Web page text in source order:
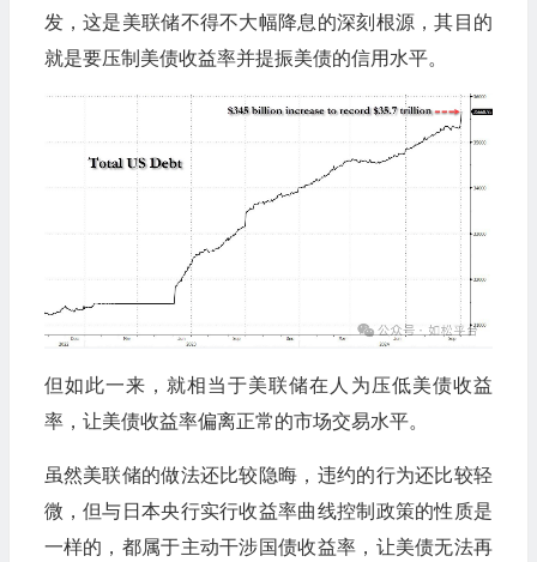
发，这是美联储不得不大幅降息的深刻根源，其目的
就是要压制美债收益率并提振美债的信用水平。
但如此一来，就相当于美联储在人为压低美债收益
率，让美债收益率偏离正常的市场交易水平。
虽然美联储的做法还比较隐晦，违约的行为还比较轻
微，但与日本央行实行收益率曲线控制政策的性质是
一样的，都属于主动干涉国债收益率，让美债无法再